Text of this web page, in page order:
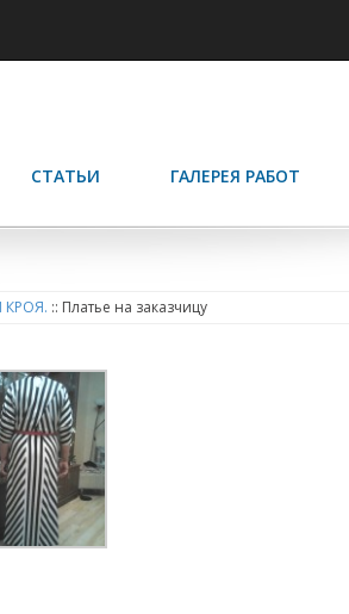
СТАТЬИ ГАЛЕРЕЯ РАБОТ
КРОЯ. :: Платье на заказчицу